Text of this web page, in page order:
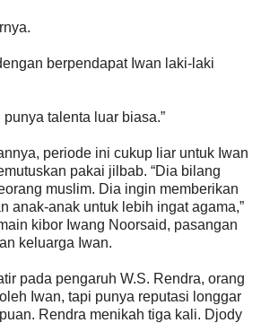
berpendapat Iwan laki-laki
talenta luar biasa.”
periode ini cukup liar untuk Iwan
pakai jilbab. “Dia bilang
muslim. Dia ingin memberikan
anak-anak untuk lebih ingat agama,”
kibor Iwang Noorsaid, pasangan
keluarga Iwan.
pada pengaruh W.S. Rendra, orang
Iwan, tapi punya reputasi longgar
Rendra menikah tiga kali. Djody